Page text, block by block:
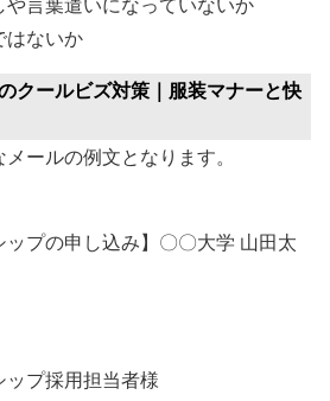
はないか
クールビズ対策｜服装マナーと快
ールの例文となります。
プの申し込み】〇〇大学 山田太
プ採用担当者様